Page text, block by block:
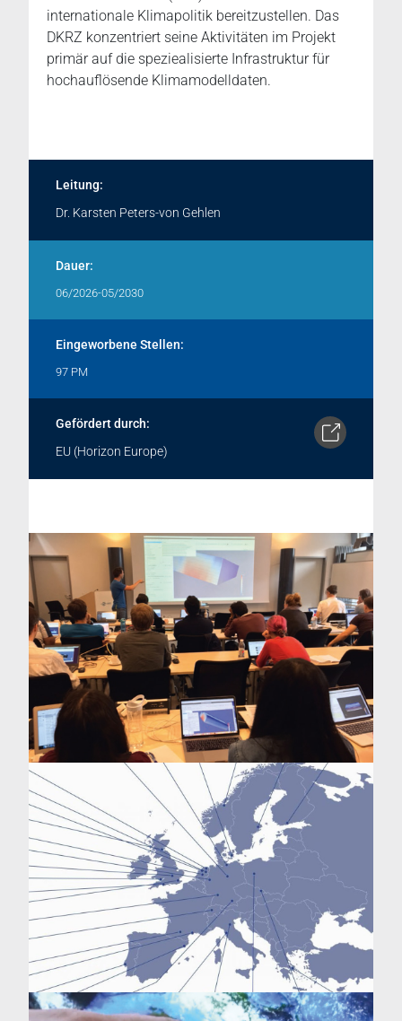
internationale Klimapolitik bereitzustellen. Das
DKRZ konzentriert seine Aktivitäten im Projekt
primär auf die speziealisierte Infrastruktur für
hochauflösende Klimamodelldaten.
Leitung:
Dr. Karsten Peters-von Gehlen
Dauer:
06/2026-05/2030
Eingeworbene Stellen:
97 PM
Gefördert durch:
EU (Horizon Europe)